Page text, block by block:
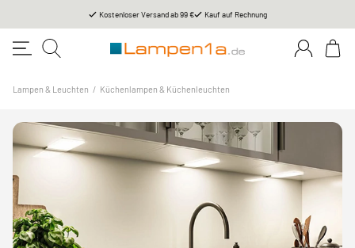
Kostenloser Versand ab 99 € Kauf auf Rechnung
Lampen & Leuchten / Küchenlampen & Küchenleuchten